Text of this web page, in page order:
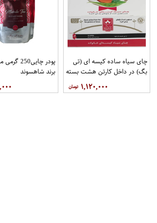
چای سیاه ساده کیسه ای (تی
بگ) در داخل کارتن هشت بسته
۱,۱۲۰,۰۰۰
پودر چایی250
برند شاهسوند